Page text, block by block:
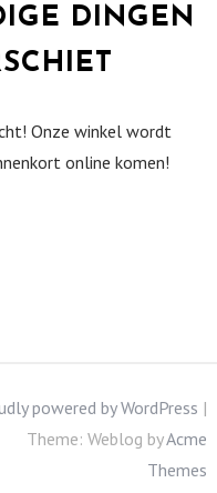
DINGEN
Onze winkel wordt
online komen!
powered by WordPress |
Theme: Weblog byAcme
Themes